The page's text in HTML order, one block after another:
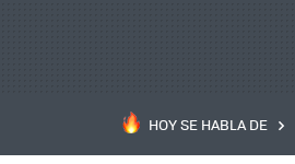
HOY SE HABLA DE